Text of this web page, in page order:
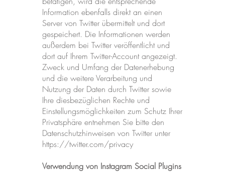
Information ebenfalls direkt an einen
Server von Twitter übermittelt und dort
gespeichert. Die Informationen werden
außerdem bei Twitter veröffentlicht und
dort auf Ihrem Twitter-Account angezeigt.
Zweck und Umfang der Datenerhebung
und die weitere Verarbeitung und
Nutzung der Daten durch Twitter sowie
Ihre diesbezüglichen Rechte und
Einstellungsmöglichkeiten zum Schutz Ihrer
Privatsphäre entnehmen Sie bitte den
Datenschutzhinweisen von Twitter unter
https://twitter.com/privacy
Verwendung von Instagram Social Plugins